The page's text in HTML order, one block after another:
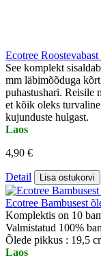
Ecotree
See komplekt
mm läbimõõduga
puhastushari. Reisile
et kõik oleks
kujunduste hulgast.
Laos
4,90 €
Detail Lisa ostukorvi
Ecotree Bambusest
Komplektis on 10
Valmistatud 100%
Õlede pikkus : 19,5
Laos